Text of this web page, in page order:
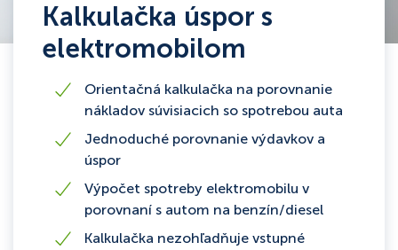
Kalkulačka úspor s
elektromobilom
Orientačná kalkulačka na porovnanie
nákladov súvisiacich so spotrebou auta
Jednoduché porovnanie výdavkov a
úspor
Výpočet spotreby elektromobilu v
porovnaní s autom na benzín/diesel
Kalkulačka nezohľadňuje vstupné